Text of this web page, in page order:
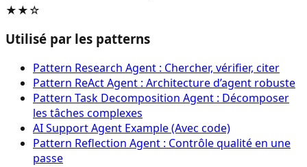
★★☆
Utilisé par les patterns
Pattern Research Agent : Chercher, vérifier, citer
Pattern ReAct Agent : Architecture d’agent robuste
Pattern Task Decomposition Agent : Décomposer
les tâches complexes
AI Support Agent Example (Avec code)
Pattern Reflection Agent : Contrôle qualité en une
passe